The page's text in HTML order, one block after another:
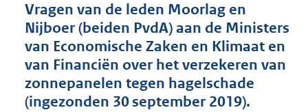
d
s
g
r
o
t
Vragen van de leden Moorlag en
Nijboer (beiden PvdA) aan de Ministers
van Economische Zaken en Klimaat en
van Financiën over het verzekeren van
zonnepanelen tegen hagelschade
(ingezonden 30 september 2019).